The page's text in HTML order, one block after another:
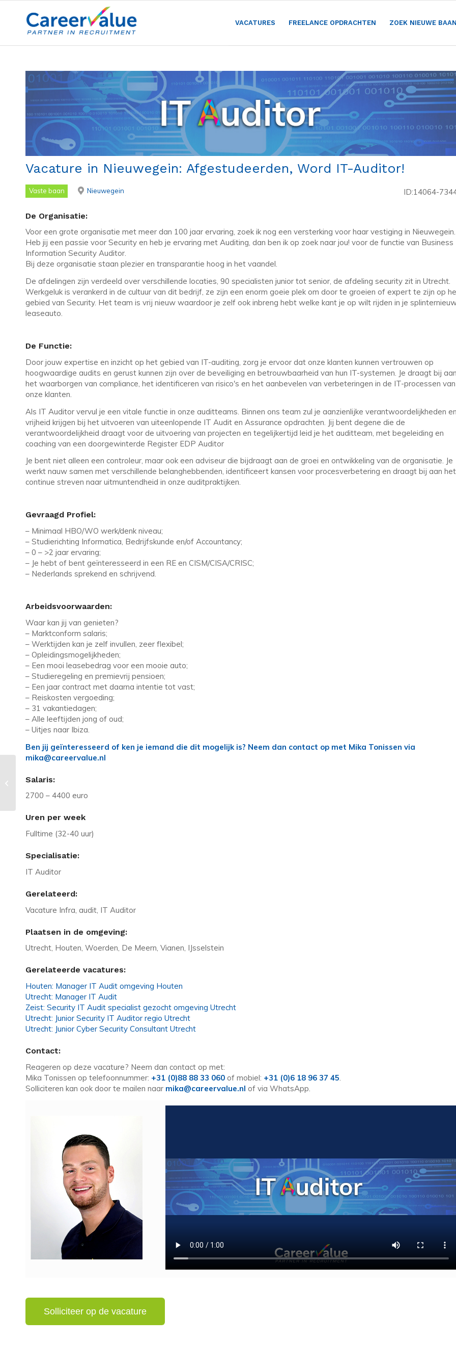
VACATURES FREELANCE OPDRACHTEN ZOEK NIEUWE BAAN
Vacature in Nieuwegein: Afgestudeerden, Word IT-Auditor!
Vaste baan Nieuwegein ID:14064-
De Organisatie:
Voor een grote organisatie met meer dan 100 jaar ervaring, zoek ik nog een versterking voor haar vestiging in Nieuwegein.
Heb jij een passie voor Security en heb je ervaring met Auditing, dan ben ik op zoek naar jou! voor de functie van Business
Information Security Auditor.
Bij deze organisatie staan plezier en transparantie hoog in het vaandel.
De afdelingen zijn verdeeld over verschillende locaties, 90 specialisten junior tot senior, de afdeling security zit in Utrecht.
Werkgeluk is verankerd in de cultuur van dit bedrijf, ze zijn een enorm goeie plek om door te groeien of expert te zijn op
gebied van Security. Het team is vrij nieuw waardoor je zelf ook inbreng hebt welke kant je op wilt rijden in je
leaseauto.
De Functie:
Door jouw expertise en inzicht op het gebied van IT-auditing, zorg je ervoor dat onze klanten kunnen vertrouwen op
hoogwaardige audits en gerust kunnen zijn over de beveiliging en betrouwbaarheid van hun IT-systemen. Je draagt bij aan
het waarborgen van compliance, het identificeren van risico's en het aanbevelen van verbeteringen in de IT-processen van
onze klanten.
Als IT Auditor vervul je een vitale functie in onze auditteams. Binnen ons team zul je aanzienlijke verantwoordelijkheden en
vrijheid krijgen bij het uitvoeren van uiteenlopende IT Audit en Assurance opdrachten. Jij bent degene die de
verantwoordelijkheid draagt voor de uitvoering van projecten en tegelijkertijd leid je het auditteam, met begeleiding en
coaching van een doorgewinterde Register EDP Auditor
Je bent niet alleen een controleur, maar ook een adviseur die bijdraagt aan de groei en ontwikkeling van de organisatie. Je
werkt nauw samen met verschillende belanghebbenden, identificeert kansen voor procesverbetering en draagt bij aan het
continue streven naar uitmuntendheid in onze auditpraktijken.
Gevraagd Profiel:
– Minimaal HBO/WO werk/denk niveau;
– Studierichting Informatica, Bedrijfskunde en/of Accountancy;
– 0 – >2 jaar ervaring;
– Je hebt of bent geïnteresseerd in een RE en CISM/CISA/CRISC;
– Nederlands sprekend en schrijvend.
Arbeidsvoorwaarden:
Waar kan jij van genieten?
– Marktconform salaris;
– Werktijden kan je zelf invullen, zeer flexibel;
– Opleidingsmogelijkheden;
– Een mooi leasebedrag voor een mooie auto;
– Studieregeling en premievrij pensioen;
– Een jaar contract met daarna intentie tot vast;
– Reiskosten vergoeding;
– 31 vakantiedagen;
– Alle leeftijden jong of oud;
– Uitjes naar Ibiza.
Ben jij geïnteresseerd of ken je iemand die dit mogelijk is? Neem dan contact op met Mika Tonissen via
mika@careervalue.nl
Salaris:
2700 – 4400 euro
Uren per week
Fulltime (32-40 uur)
Specialisatie:
IT Auditor
Gerelateerd:
Vacature Infra, audit, IT Auditor
Plaatsen in de omgeving:
Utrecht, Houten, Woerden, De Meern, Vianen, IJsselstein
Gerelateerde vacatures:
Houten: Manager IT Audit omgeving Houten
Utrecht: Manager IT Audit
Zeist: Security IT Audit specialist gezocht omgeving Utrecht
Utrecht: Junior Security IT Auditor regio Utrecht
Utrecht: Junior Cyber Security Consultant Utrecht
Contact:
Reageren op deze vacature? Neem dan contact op met:
Mika Tonissen op telefoonnummer: +31 (0)88 88 33 060 of mobiel: +31 (0)6 18 96 37 45.
Solliciteren kan ook door te mailen naar mika@careervalue.nl of via WhatsApp.
Vacature in Houten: Manager IT